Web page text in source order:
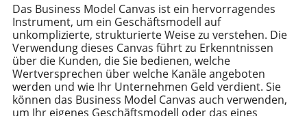
Das Business Model Canvas ist ein hervorragendes
Instrument, um ein Geschäftsmodell auf
unkomplizierte, strukturierte Weise zu verstehen. Die
Verwendung dieses Canvas führt zu Erkenntnissen
über die Kunden, die Sie bedienen, welche
Wertversprechen über welche Kanäle angeboten
werden und wie Ihr Unternehmen Geld verdient. Sie
können das Business Model Canvas auch verwenden,
um Ihr eigenes Geschäftsmodell oder das eines